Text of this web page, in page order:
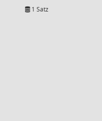
1 Satz